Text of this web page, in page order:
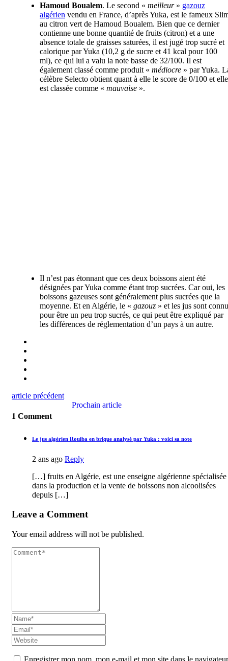
Hamoud Boualem. Le second « meilleur » gazouz
algérien vendu en France, d’après Yuka, est le fameux
au citron vert de Hamoud Boualem. Bien que ce dernier
contienne une bonne quantité de fruits (citron) et a une
absence totale de graisses saturées, il est jugé trop sucré et
calorique par Yuka (10,2 g de sucre et 41 kcal pour 100
ml), ce qui lui a valu la note basse de 32/100. Il est
également classé comme produit « médiocre » par Yuka.
célèbre Selecto obtient quant à elle le score de 0/100 et elle
est classée comme « mauvaise ».
Il n’est pas étonnant que ces deux boissons aient été
désignées par Yuka comme étant trop sucrées. Car oui, les
boissons gazeuses sont généralement plus sucrées que la
moyenne. Et en Algérie, le « gazouz » et les jus sont
pour être un peu trop sucrés, ce qui peut être expliqué par
les différences de réglementation d’un pays à un autre.
article précédent
Prochain article
1 Comment
Le jus algérien Rouiba en brique analysé par Yuka : voici sa note
2 ans ago Reply
[…] fruits en Algérie, est une enseigne algérienne spécialisée
dans la production et la vente de boissons non alcoolisées
depuis […]
Leave a Comment
Your email address will not be published.
Enregistrer mon nom, mon e-mail et mon site dans le navigateur